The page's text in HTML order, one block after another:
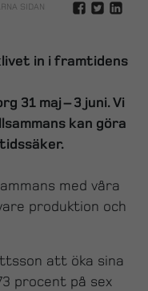
SIDAN
in i framtidens
31 maj – 3 juni. Vi
kan göra
med våra
produktion och
att öka sina
procent på sex